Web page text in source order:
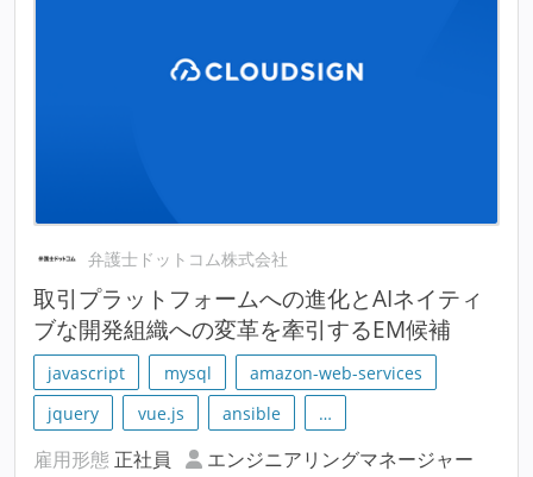
弁護士ドットコム株式会社
取引プラットフォームへの進化とAIネイティ
ブな開発組織への変革を牽引するEM候補
javascript mysql
amazon-web-services
jquery
vue.js ansible …
雇用形態 正社員
エンジニアリングマネージャー